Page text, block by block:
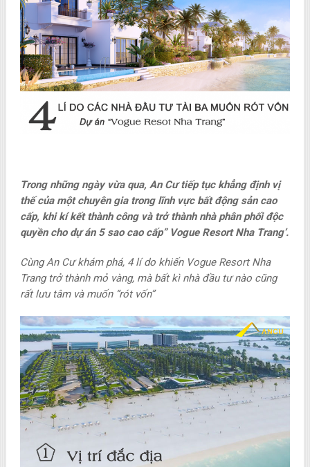
Trong những ngày vừa qua, An Cư tiếp tục khẳng định vị
thế của một chuyên gia trong lĩnh vực bất động sản cao
cấp, khi kí kết thành công và trở thành nhà phân phối độc
quyền cho dự án 5 sao cao cấp” Vogue Resort Nha Trang’.
Cùng An Cư khám phá, 4 lí do khiến Vogue Resort Nha
Trang trở thành mỏ vàng, mà bất kì nhà đầu tư nào cũng
rất lưu tâm và muốn “rót vốn”